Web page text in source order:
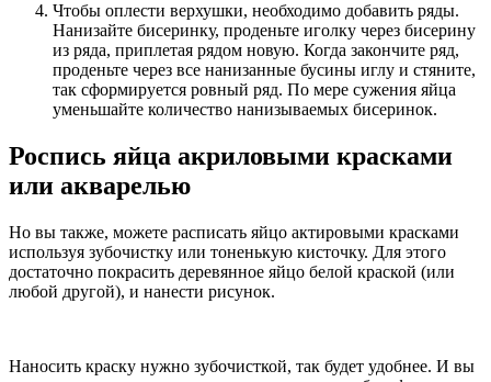
Чтобы оплести верхушки, необходимо добавить ряды.
Нанизайте бисеринку, проденьте иголку через бисерину
из ряда, приплетая рядом новую. Когда закончите ряд,
проденьте через все нанизанные бусины иглу и стяните,
так сформируется ровный ряд. По мере сужения яйца
уменьшайте количество нанизываемых бисеринок.
Роспись яйца акриловыми красками
или акварелью
Но вы также, можете расписать яйцо актировыми красками
используя зубочистку или тоненькую кисточку. Для этого
достаточно покрасить деревянное яйцо белой краской (или
любой другой), и нанести рисунок.
Наносить краску нужно зубочисткой, так будет удобнее. И вы